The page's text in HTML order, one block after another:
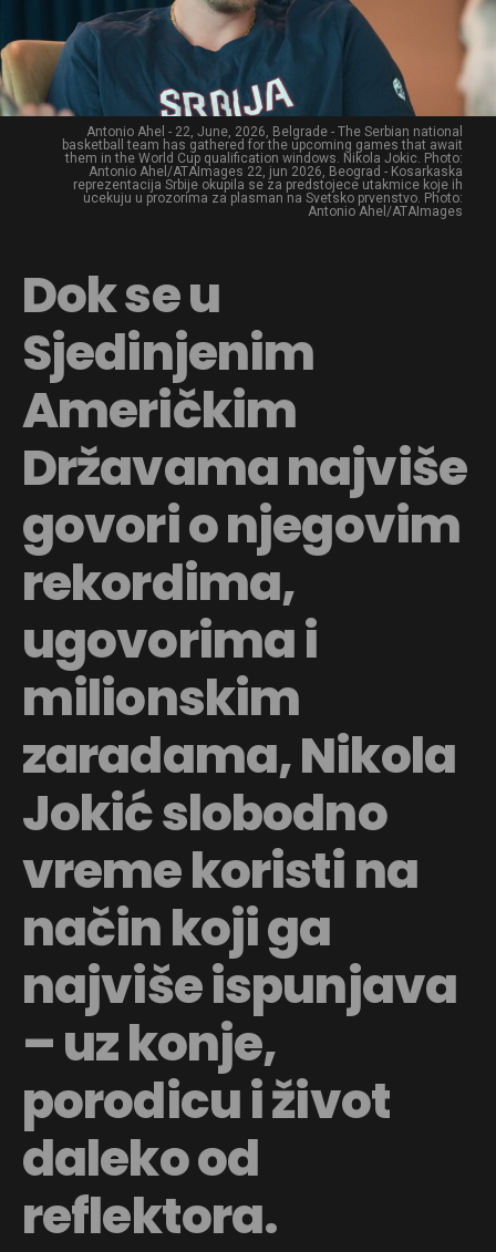
Antonio Ahel - 22, June, 2026, Belgrade - The Serbian national
basketball team has gathered for the upcoming games that await
them in the World Cup qualification windows. Nikola Jokic. Photo:
Antonio Ahel/ATAImages 22, jun 2026, Beograd - Kosarkaska
reprezentacija Srbije okupila se za predstojece utakmice koje ih
ucekuju u prozorima za plasman na Svetsko prvenstvo. Photo:
Antonio Ahel/ATAImages
Dok se u
Sjedinjenim
Američkim
Državama najviše
govori o njegovim
rekordima,
ugovorima i
milionskim
zaradama,Nikola
Jokićslobodno
vreme koristi na
način koji ga
najviše ispunjava
– uz konje,
porodicu i život
daleko od
reflektora.